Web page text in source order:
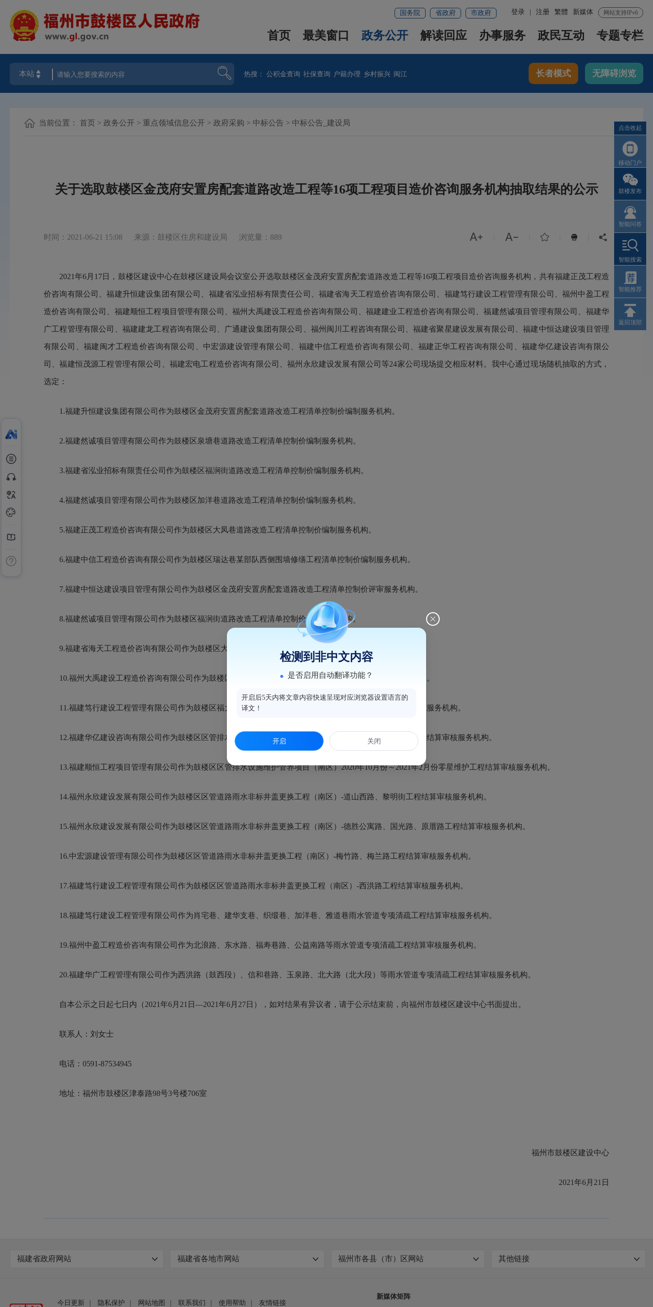
网站支持IPv6
新媒体
繁體
登录 注册
国务院 省政府 市政府
首页 最美窗口 政务公开 解读回应 办事服务 政民互动 专题专栏
热搜：公积金查询 社保查询 户籍办理 乡村振兴 闽江 长者模式 无障碍浏览
当前位置： 首页 > 政务公开 > 重点领域信息公开 > 政府采购 > 中标公告 > 中标公告_建设局
关于选取鼓楼区金茂府安置房配套道路改造工程等16项工程项目造价咨询服务机构抽取结果的公示
时间：2021-06-21 15:08 来源：鼓楼区住房和建设局 浏览量：889     
2021年6月17日，鼓楼区建设中心在鼓楼区建设局会议室公开选取鼓楼区金茂府安置房配套道路改造工程等16项工程项目造价咨询服务机构，共有福建正茂工程造
价咨询有限公司、福建升恒建设集团有限公司、福建省泓业招标有限责任公司、福建省海天工程造价咨询有限公司、福建笃行建设工程管理有限公司、福州中盈工程
造价咨询有限公司、福建顺恒工程项目管理有限公司、福州大禹建设工程造价咨询有限公司、福建建业工程造价咨询有限公司、福建然诚项目管理有限公司、福建华
广工程管理有限公司、福建建龙工程咨询有限公司、广通建设集团有限公司、福州闽川工程咨询有限公司、福建省聚星建设发展有限公司、福建中恒达建设项目管理
有限公司、福建闽才工程造价咨询有限公司、中宏源建设管理有限公司、福建中信工程造价咨询有限公司、福建正华工程咨询有限公司、福建华亿建设咨询有限公
司、福建恒茂源工程管理有限公司、福建宏电工程造价咨询有限公司、福州永欣建设发展有限公司等24家公司现场提交相应材料。我中心通过现场随机抽取的方式，
选定：
1.福建升恒建设集团有限公司作为鼓楼区金茂府安置房配套道路改造工程清单控制价编制服务机构。
2.福建然诚项目管理有限公司作为鼓楼区泉塘巷道路改造工程清单控制价编制服务机构。
3.福建省泓业招标有限责任公司作为鼓楼区福涧街道路改造工程清单控制价编制服务机构。
4.福建然诚项目管理有限公司作为鼓楼区加洋巷道路改造工程清单控制价编制服务机构。
5.福建正茂工程造价咨询有限公司作为鼓楼区大凤巷道路改造工程清单控制价编制服务机构。
6.福建中信工程造价咨询有限公司作为鼓楼区瑞达巷某部队西侧围墙修缮工程清单控制价编制服务机构。
7.福建中恒达建设项目管理有限公司作为鼓楼区金茂府安置房配套道路改造工程清单控制价评审服务机构。
8.福建然诚项目管理有限公司作为鼓楼区福涧街道路改造工程清单控制价评审服务机构。
9.福建省海天工程造价咨询有限公司作为鼓楼区大凤巷道路改造工程清单控制价评审服务机构。
10.福州大禹建设工程造价咨询有限公司作为鼓楼区瑞达巷某部队西侧围墙修缮工程清单控制价评审服务机构。
11.福建笃行建设工程管理有限公司作为鼓楼区福大创意园道路改造工程项目各项小于一百万的费用结算审核服务机构。
12.福建华亿建设咨询有限公司作为鼓楼区区管排水设施维护管养项目（南区）2020年3～9月份零星维护工程结算审核服务机构。
13.福建顺恒工程项目管理有限公司作为鼓楼区区管排水设施维护管养项目（南区）2020年10月份～2021年2月份零星维护工程结算审核服务机构。
14.福州永欣建设发展有限公司作为鼓楼区区管道路雨水非标井盖更换工程（南区）-道山西路、黎明街工程结算审核服务机构。
15.福州永欣建设发展有限公司作为鼓楼区区管道路雨水非标井盖更换工程（南区）-德胜公寓路、国光路、原厝路工程结算审核服务机构。
16.中宏源建设管理有限公司作为鼓楼区区管道路雨水非标井盖更换工程（南区）-梅竹路、梅兰路工程结算审核服务机构。
17.福建笃行建设工程管理有限公司作为鼓楼区区管道路雨水非标井盖更换工程（南区）-西洪路工程结算审核服务机构。
18.福建笃行建设工程管理有限公司作为肖宅巷、建华支巷、织缎巷、加洋巷、雅道巷雨水管道专项清疏工程结算审核服务机构。
19.福州中盈工程造价咨询有限公司作为北浪路、东水路、福寿巷路、公益南路等雨水管道专项清疏工程结算审核服务机构。
20.福建华广工程管理有限公司作为西洪路（鼓西段）、信和巷路、玉泉路、北大路（北大段）等雨水管道专项清疏工程结算审核服务机构。
自本公示之日起七日内（2021年6月21日—2021年6月27日），如对结果有异议者，请于公示结束前，向福州市鼓楼区建设中心书面提出。
联系人：刘女士
电话：0591-87534945
地址：福州市鼓楼区津泰路98号3号楼706室
福州市鼓楼区建设中心
2021年6月21日
福建省政府网站 福建省各地市网站 福州市各县（市）区网站 其他链接
今日更新 隐私保护 网站地图 联系我们 使用帮助 友情链接
新媒体矩阵
点击收起
移动门户
鼓楼发布
智能问答
智能搜索
智能推荐
返回顶部
检测到非中文内容
是否启用自动翻译功能？
开启后5天内将文章内容快速呈现对应浏览器设置语言的
译文！
开启 关闭